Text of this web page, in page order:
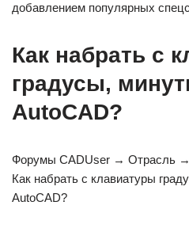
добавлением популярных
Как набрать с
градусы,
AutoCAD?
Форумы CADUser → Отрасль →
Как набрать с клавиатуры
AutoCAD?